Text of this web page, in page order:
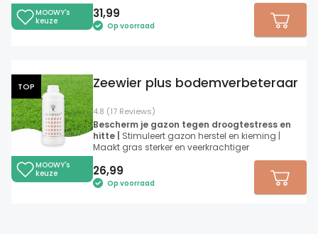
MOOWY's
keuze
31,99
Op voorraad
TOP
MOOWY's
keuze
4.8 (17 Reviews)
Zeewier plus bodemverbeteraar
Bescherm je gazon tegen droogtestress en
hitte | Stimuleert gazon herstel en kieming |
Maakt gras sterker en veerkrachtiger
26,99
Op voorraad